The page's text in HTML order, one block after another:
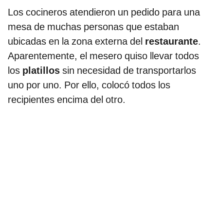
Los cocineros atendieron un pedido para una
mesa de muchas personas que estaban
ubicadas en la zona externa del restaurante.
Aparentemente, el mesero quiso llevar todos
los platillos sin necesidad de transportarlos
uno por uno. Por ello, colocó todos los
recipientes encima del otro.